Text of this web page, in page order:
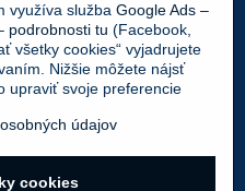
Košice
hod.
využíva služba Google Ads –
podrobnosti tu (Facebook,
všetky cookies“ vyjadrujete
Nižšie môžete nájsť
upraviť svoje preferencie
údajov
cookies